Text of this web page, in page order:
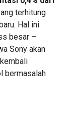
terhitung
Hal ini
besar –
Sony akan
bermasalah